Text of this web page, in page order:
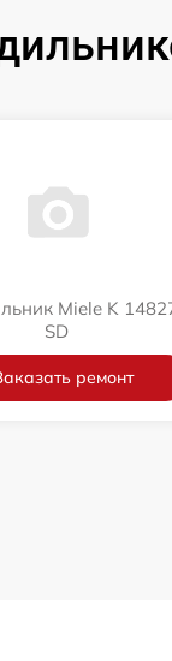
Miele K
SD
ремонт